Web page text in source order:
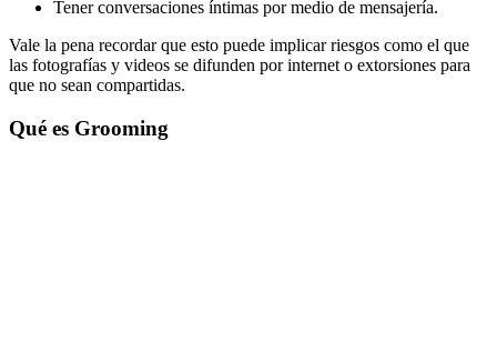
Tener conversaciones íntimas por medio de mensajería.
Vale la pena recordar que esto puede implicar riesgos como el que
las fotografías y videos se difunden por internet o extorsiones para
que no sean compartidas.
Qué es Grooming